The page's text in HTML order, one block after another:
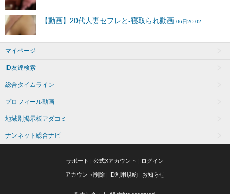
マイページ
ID友達検索
総合タイムライン
プロフィール動画
地域別掲示板アダコミ
ナンネット総合ナビ
サポート | 公式Xアカウント | ログイン
アカウント削除 | ID利用規約 | お知らせ